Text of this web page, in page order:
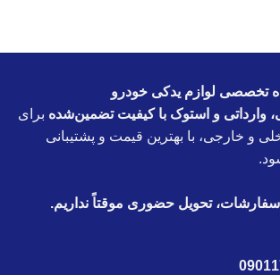
تخصصی لوازم یدکی خودرو
وارداتی و استوک با کیفیت تضمین‌شده برای
و خارجی، با بهترین قیمت و پشتیبانی
سفارشات، تحویل حضوری موقتاً نداریم.